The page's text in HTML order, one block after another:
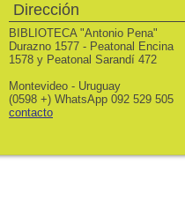
Dirección
BIBLIOTECA "Antonio Pena"
Durazno 1577 - Peatonal Encina
1578 y Peatonal Sarandí 472
Montevideo - Uruguay
(0598 +) WhatsApp 092 529 505
contacto